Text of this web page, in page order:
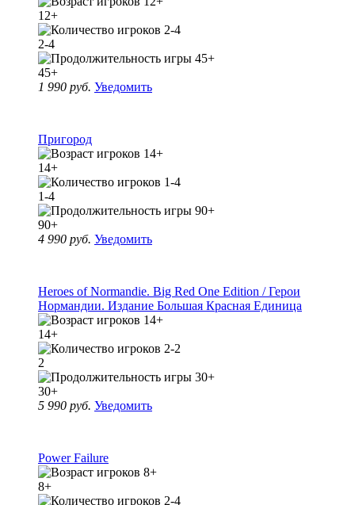
12+
2-4
45+
1 990 руб. Уведомить
Пригород
14+
1-4
90+
4 990 руб. Уведомить
Heroes of Normandie. Big Red One Edition / Герои
Нормандии. Издание Большая Красная Единица
14+
2
30+
5 990 руб. Уведомить
Power Failure
8+